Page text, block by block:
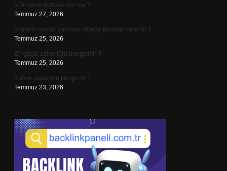
Kök hücre tedavisi zor mu ?
Temmuz 27, 2026
Kişilerin uymak zorunda olduğu kurallar nelerdir ?
Temmuz 25, 2026
En güçlü aslan türü hangisidir ?
Temmuz 25, 2026
Kahve yaparken karışır mı ?
Temmuz 23, 2026